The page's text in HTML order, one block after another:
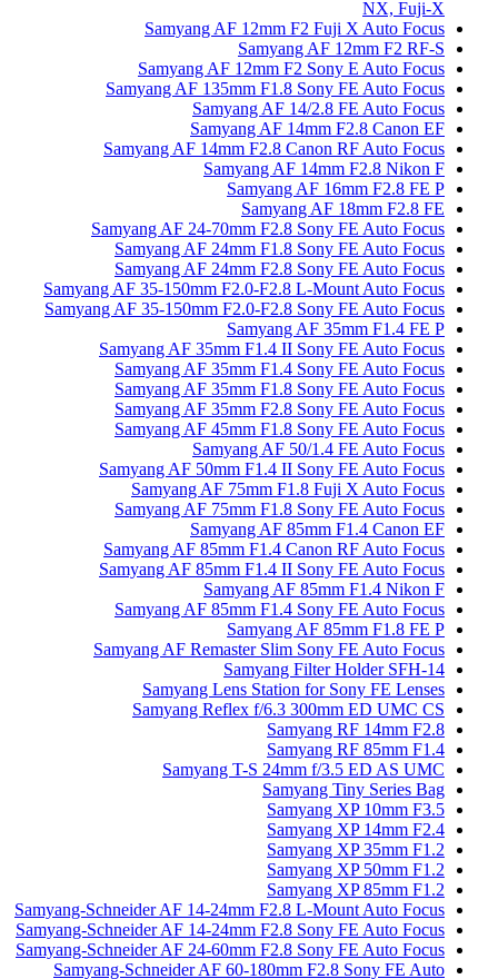
Samyang AF
Samyang AF 12mm
Samyang AF 135mm
Samyang
Samyang AF
Samyang AF 14mm F2.8
Samyang
Samyang AF 24-70mm
Samyang AF 24mm
Samyang AF 24mm
Samyang AF 35-150mm F2.0-
Samyang AF 35-150mm F2.0-
Samyang AF 35mm F1.4
Samyang AF 35mm
Samyang AF 35mm
Samyang AF 35mm
Samyang AF 45mm
Samyang
Samyang AF 50mm F1.4
Samyang AF 75mm
Samyang AF 75mm
Samyang AF
Samyang AF 85mm F1.4
Samyang AF 85mm F1.4
Samyang
Samyang AF 85mm
Samyang AF Remaster
Samyang Lens
Samyang Reflex f/
Samyang T-S
Samyang-Schneider AF 14-24mm
Samyang-Schneider AF 14-24mm
Samyang-Schneider AF 24-60mm
Samyang-Schneider AF 60-